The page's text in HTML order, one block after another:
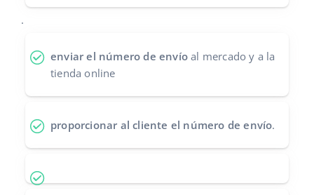
Cooperación y socios
Italiano
português (BR)
.
enviar el número de envío al mercado y a la
tienda online
proporcionar al cliente el número de envío.